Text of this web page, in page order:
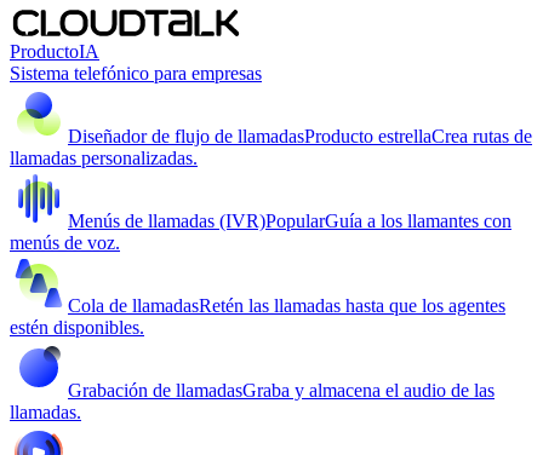
ProductoIA
Sistema telefónico para empresas
Diseñador de flujo de llamadasProducto estrellaCrea rutas de
llamadas personalizadas.
Menús de llamadas (IVR)PopularGuía a los llamantes con
menús de voz.
Cola de llamadasRetén las llamadas hasta que los agentes
estén disponibles.
Grabación de llamadasGraba y almacena el audio de las
llamadas.